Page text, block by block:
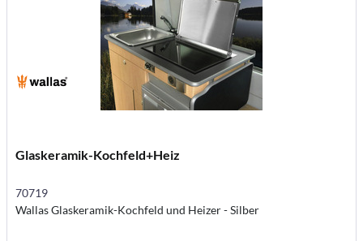
Glaskeramik-Kochfeld+Heiz
70719
Wallas Glaskeramik-Kochfeld und Heizer - Silber